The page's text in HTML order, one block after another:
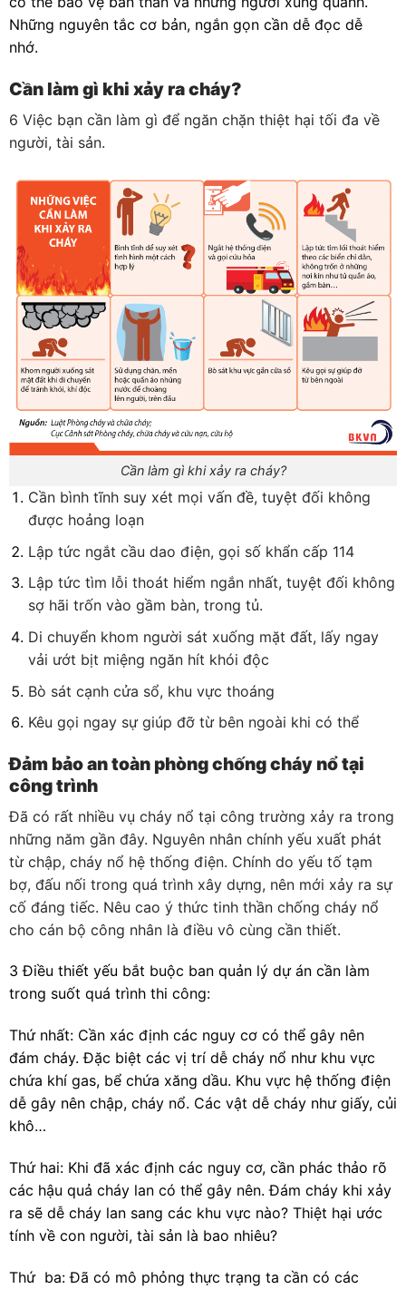
Những nguyên tắc cơ bản, ngắn gọn cần dễ đọc dễ
nhớ.
Cần làm gì khi xảy ra cháy?
6 Việc bạn cần làm gì để ngăn chặn thiệt hại tối đa về
người, tài sản.
Cần làm gì khi xảy ra cháy?
Cần bình tĩnh suy xét mọi vấn đề, tuyệt đối không
được hoảng loạn
Lập tức ngắt cầu dao điện, gọi số khẩn cấp 114
Lập tức tìm lỗi thoát hiểm ngắn nhất, tuyệt đối không
sợ hãi trốn vào gầm bàn, trong tủ.
Di chuyển khom người sát xuống mặt đất, lấy ngay
vải ướt bịt miệng ngăn hít khói độc
Bò sát cạnh cửa sổ, khu vực thoáng
Kêu gọi ngay sự giúp đỡ từ bên ngoài khi có thể
Đảm bảo an toàn phòng chống cháy nổ tại
công trình
Đã có rất nhiều vụ cháy nổ tại công trường xảy ra trong
những năm gần đây. Nguyên nhân chính yếu xuất phát
từ chập, cháy nổ hệ thống điện. Chính do yếu tố tạm
bợ, đấu nối trong quá trình xây dựng, nên mới xảy ra sự
cố đáng tiếc. Nêu cao ý thức tinh thần chống cháy nổ
cho cán bộ công nhân là điều vô cùng cần thiết.
3 Điều thiết yếu bắt buộc ban quản lý dự án cần làm
trong suốt quá trình thi công:
Thứ nhất: Cần xác định các nguy cơ có thể gây nên
đám cháy. Đặc biệt các vị trí dễ cháy nổ như khu vực
chứa khí gas, bể chứa xăng dầu. Khu vực hệ thống điện
dễ gây nên chập, cháy nổ. Các vật dễ cháy như giấy, củi
khô…
Thứ hai: Khi đã xác định các nguy cơ, cần phác thảo rõ
các hậu quả cháy lan có thể gây nên. Đám cháy khi xảy
ra sẽ dễ cháy lan sang các khu vực nào? Thiệt hại ước
tính về con người, tài sản là bao nhiêu?
Thứ ba: Đã có mô phỏng thực trạng ta cần có các